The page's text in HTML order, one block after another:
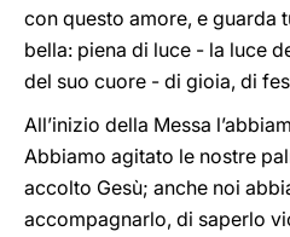
con questo amore, e guarda
bella: piena di luce - la luce
del suo cuore - di gioia, di
All’inizio della Messa
Abbiamo agitato le nostre
accolto Gesù; anche noi
accompagnarlo, di saperlo